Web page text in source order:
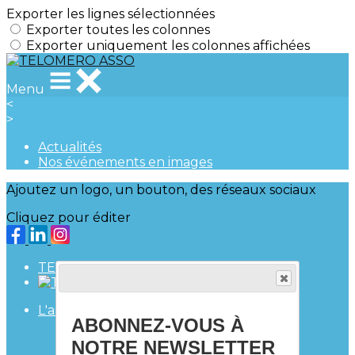
Exporter les lignes sélectionnées
Exporter toutes les colonnes
Exporter uniquement les colonnes affichées
Menu
<
>
Actualités
Nos événements en images
Ajoutez un logo, un bouton, des réseaux sociaux
Cliquez pour éditer
TELOMERO ASSO
L'association
Accueil
Notre histoire
ABONNEZ-VOUS À
NOTRE NEWSLETTER